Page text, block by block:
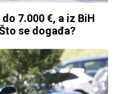
7.000 €, a iz BiH
se događa?